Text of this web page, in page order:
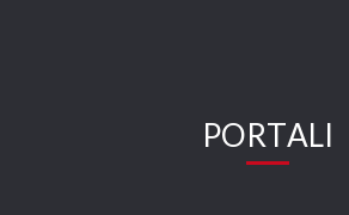
PORTALI